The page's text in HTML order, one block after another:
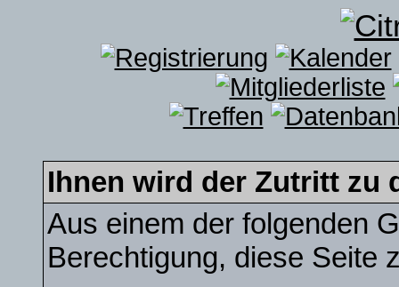
Ihnen wird der Zutritt zu
Aus einem der folgenden
Berechtigung, diese Seite